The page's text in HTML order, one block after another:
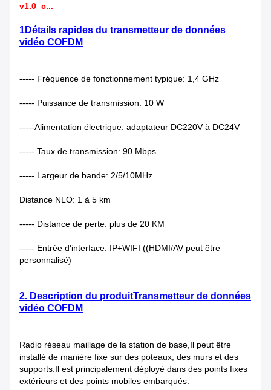
v1.0_c...
1Détails rapides du transmetteur de données
vidéo COFDM
----- Fréquence de fonctionnement typique: 1,4 GHz
----- Puissance de transmission: 10 W
-----Alimentation électrique: adaptateur DC220V à DC24V
----- Taux de transmission: 90 Mbps
----- Largeur de bande: 2/5/10MHz
Distance NLO: 1 à 5 km
----- Distance de perte: plus de 20 KM
----- Entrée d'interface: IP+WIFI ((HDMI/AV peut être
personnalisé)
2. Description du produitTransmetteur de données
vidéo COFDM
Radio réseau maillage de la station de base,Il peut être
installé de manière fixe sur des poteaux, des murs et des
supports.Il est principalement déployé dans des points fixes
extérieurs et des points mobiles embarqués.